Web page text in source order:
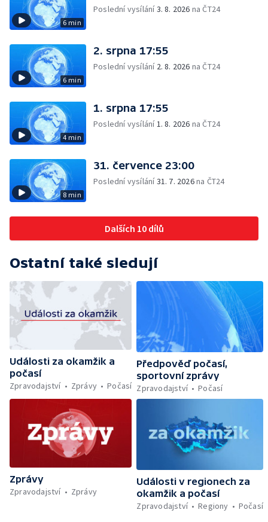
6 min
Poslední vysílání3. 8. 2026 na ČT24
6 min
2. srpna 17:55
Poslední vysílání 2. 8. 2026 na ČT24
4 min
1. srpna 17:55
Poslední vysílání1. 8. 2026 na ČT24
8 min
31. července 23:00
Poslední vysílání31. 7. 2026na ČT24
Dalších 10 dílů
Ostatní také sledují
Události za okamžik a
počasí
Zpravodajství
Zprávy Počasí
Předpověď počasí,
sportovní zprávy
Zpravodajství
Počasí
Zprávy
Zpravodajství
Zprávy
Události v regionech za
okamžik a počasí
Zpravodajství
Regiony Počasí